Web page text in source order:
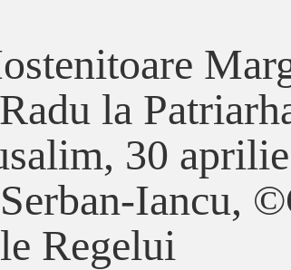
la
30
Iancu,
Regelui